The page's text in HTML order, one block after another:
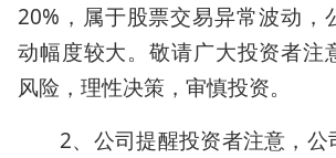
20%，属于股票交易异常波动，
动幅度较大。敬请广大投资者注
风险，理性决策，审慎投资。
2、公司提醒投资者注意，公